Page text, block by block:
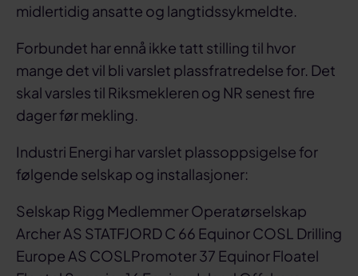
midlertidig ansatte og langtidssykmeldte.
Forbundet har ennå ikke tatt stilling til hvor
mange det vil bli varslet plassfratredelse for. Det
skal varsles til Riksmekleren og NR senest fire
dager før mekling.
Industri Energi har varslet plassoppsigelse for
følgende selskap og installasjoner:
Selskap Rigg Medlemmer Operatørselskap
Archer AS STATFJORD C 66 Equinor COSL Drilling
Europe AS COSLPromoter 37 Equinor Floatel